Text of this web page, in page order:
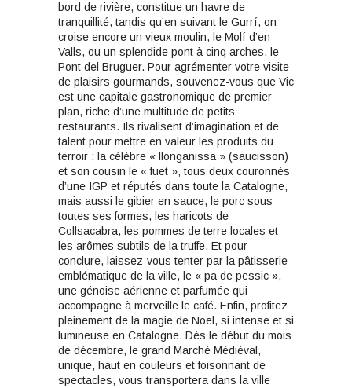
bord de rivière, constitue un havre de
tranquillité, tandis qu’en suivant le Gurrí, on
croise encore un vieux moulin, le Molí d’en
Valls, ou un splendide pont à cinq arches, le
Pont del Bruguer. Pour agrémenter votre visite
de plaisirs gourmands, souvenez-vous que Vic
est une capitale gastronomique de premier
plan, riche d’une multitude de petits
restaurants. Ils rivalisent d’imagination et de
talent pour mettre en valeur les produits du
terroir : la célèbre « llonganissa » (saucisson)
et son cousin le « fuet », tous deux couronnés
d’une IGP et réputés dans toute la Catalogne,
mais aussi le gibier en sauce, le porc sous
toutes ses formes, les haricots de
Collsacabra, les pommes de terre locales et
les arômes subtils de la truffe. Et pour
conclure, laissez-vous tenter par la pâtisserie
emblématique de la ville, le « pa de pessic »,
une génoise aérienne et parfumée qui
accompagne à merveille le café. Enfin, profitez
pleinement de la magie de Noël, si intense et si
lumineuse en Catalogne. Dès le début du mois
de décembre, le grand Marché Médiéval,
unique, haut en couleurs et foisonnant de
spectacles, vous transportera dans la ville